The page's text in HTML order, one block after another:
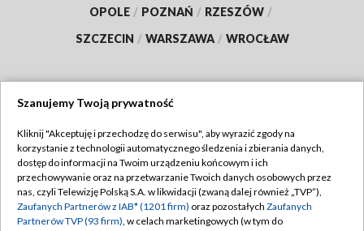
OPOLE / POZNAŃ / RZESZÓW /
SZCZECIN / WARSZAWA / WROCŁAW
TVP
Abonament TVP
Emisja w TVP
Regulamin TVP
Polityka prywatności
Szanujemy Twoją prywatność
Kliknij "Akceptuję i przechodzę do serwisu", aby wyrazić zgody na
korzystanie z technologii automatycznego śledzenia i zbierania danych,
dostęp do informacji na Twoim urządzeniu końcowym i ich
przechowywanie oraz na przetwarzanie Twoich danych osobowych przez
nas, czyli Telewizję Polską S.A. w likwidacji (zwaną dalej również „TVP”),
Zaufanych Partnerów z IAB* (1201 firm) oraz pozostałych Zaufanych
Partnerów TVP (93 firm), w celach marketingowych (w tym do